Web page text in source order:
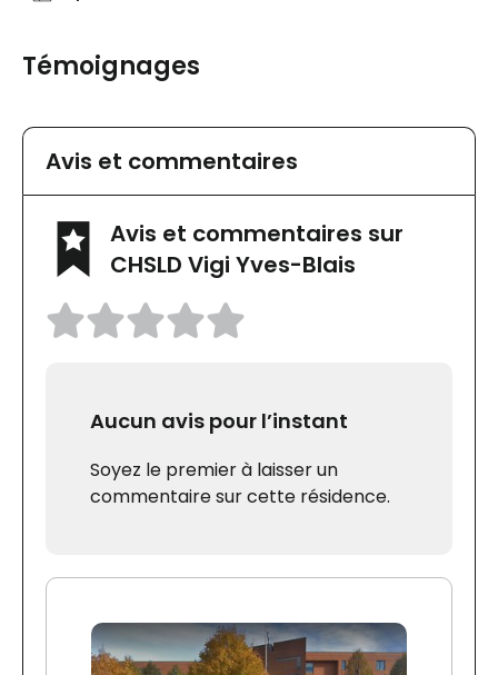
Témoignages
Avis et commentaires
Avis et commentaires sur
CHSLD Vigi Yves-Blais
Aucun avis pour l’instant
Soyez le premier à laisser un
commentaire sur cette résidence.